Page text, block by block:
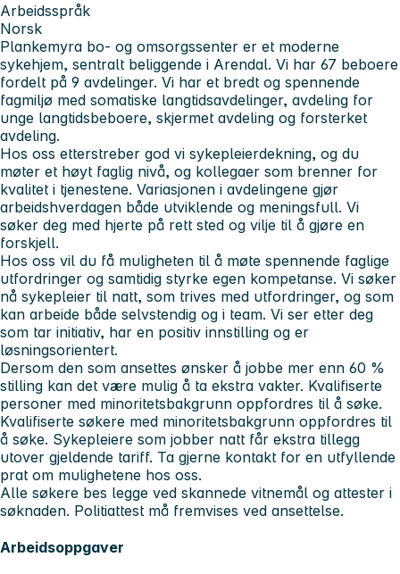
Arbeidsspråk
Norsk
Plankemyra bo- og omsorgssenter er et moderne
sykehjem, sentralt beliggende i Arendal. Vi har 67 beboere
fordelt på 9 avdelinger. Vi har et bredt og spennende
fagmiljø med somatiske langtidsavdelinger, avdeling for
unge langtidsbeboere, skjermet avdeling og forsterket
avdeling.
Hos oss etterstreber god vi sykepleierdekning, og du
møter et høyt faglig nivå, og kollegaer som brenner for
kvalitet i tjenestene. Variasjonen i avdelingene gjør
arbeidshverdagen både utviklende og meningsfull. Vi
søker deg med hjerte på rett sted og vilje til å gjøre en
forskjell.
Hos oss vil du få muligheten til å møte spennende faglige
utfordringer og samtidig styrke egen kompetanse. Vi søker
nå sykepleier til natt, som trives med utfordringer, og som
kan arbeide både selvstendig og i team. Vi ser etter deg
som tar initiativ, har en positiv innstilling og er
løsningsorientert.
Dersom den som ansettes ønsker å jobbe mer enn 60 %
stilling kan det være mulig å ta ekstra vakter. Kvalifiserte
personer med minoritetsbakgrunn oppfordres til å søke.
Kvalifiserte søkere med minoritetsbakgrunn oppfordres til
å søke. Sykepleiere som jobber natt får ekstra tillegg
utover gjeldende tariff. Ta gjerne kontakt for en utfyllende
prat om mulighetene hos oss.
Alle søkere bes legge ved skannede vitnemål og attester i
søknaden. Politiattest må fremvises ved ansettelse.
Arbeidsoppgaver